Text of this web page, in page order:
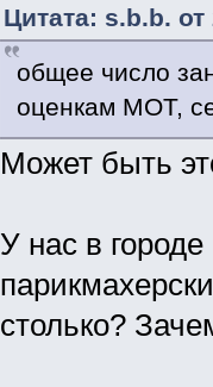
Цитата: s.b.b.
общее число
оценкам МОТ,
Может быть
У нас в
столько?